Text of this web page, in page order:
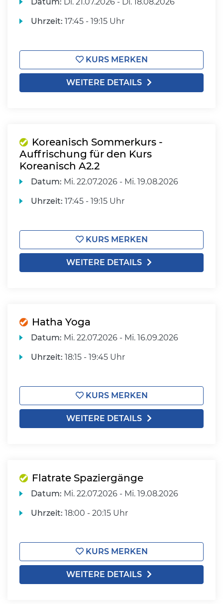
Uhrzeit: 17:45 - 19:15 Uhr
KURS MERKEN
WEITERE DETAILS
Koreanisch Sommerkurs -
Auffrischung für den Kurs
Koreanisch A2.2
Datum: Mi. 22.07.2026 - Mi. 19.08.2026
Uhrzeit: 17:45 - 19:15 Uhr
KURS MERKEN
WEITERE DETAILS
Hatha Yoga
Datum: Mi. 22.07.2026 - Mi. 16.09.2026
Uhrzeit: 18:15 - 19:45 Uhr
KURS MERKEN
WEITERE DETAILS
Flatrate Spaziergänge
Datum: Mi. 22.07.2026 - Mi. 19.08.2026
Uhrzeit: 18:00 - 20:15 Uhr
KURS MERKEN
WEITERE DETAILS